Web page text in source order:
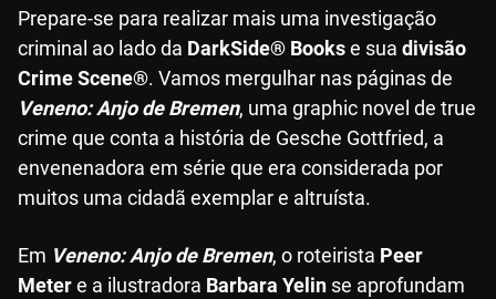
Prepare-se para realizar mais uma investigação
criminal ao lado da DarkSide® Bookse sua divisão
Crime Scene®. Vamos mergulhar nas páginas de
Veneno: Anjo de Bremen, uma graphic novel de true
crime que conta a história de Gesche Gottfried, a
envenenadora em série que era considerada por
muitos uma cidadã exemplar e altruísta.
Em Veneno: Anjo de Bremen, o roteirista Peer
Metere a ilustradora Barbara Yelin se aprofundam